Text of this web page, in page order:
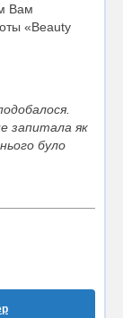
Вам
«Beauty
запитала як
було